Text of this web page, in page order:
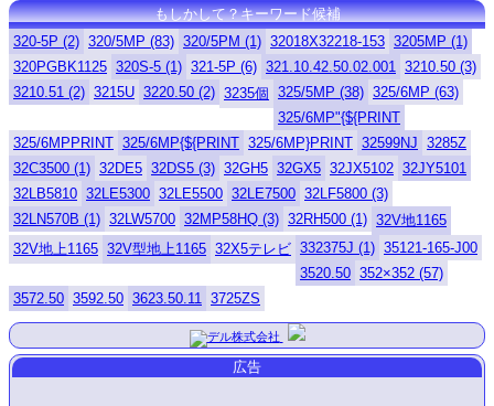
もしかして？キーワード候補
320-5P (2) 320/5MP (83) 320/5PM (1) 32018X32218-153 3205MP (1)
320PGBK1125 320S-5 (1) 321-5P (6) 321.10.42.50.02.001
3210.50 (3)
3210.51 (2) 3215U 3220.50 (2) 3235個 325/5MP (38) 325/6MP (63)
325/6MP"{${PRINT
325/6MPPRINT 325/6MP{${PRINT 325/6MP}PRINT 32599NJ 3285Z
32C3500 (1) 32DE5 32DS5 (3) 32GH5 32GX5 32JX5102 32JY5101
32LB5810 32LE5300 32LE5500 32LE7500 32LF5800 (3)
32LN570B (1) 32LW5700 32MP58HQ (3) 32RH500 (1) 32V地1165
32V地上1165 32V型地上1165 32X5テレビ 332375J (1) 35121-165-J00
3520.50 352×352 (57)
3572.50 3592.50 3623.50.11 3725ZS
広告